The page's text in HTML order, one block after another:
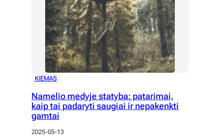
KIEMAS
Namelio medyje statyba: patarimai,
kaip tai padaryti saugiai ir nepakenkti
gamtai
2025-05-13